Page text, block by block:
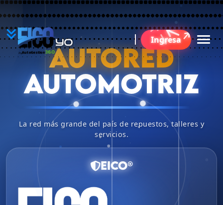
YO
B
AutoGestion 360
Ingresa
AUTORED
AUTOMOTRIZ
La red más grande del país de repuestos, talleres y
servicios.
EICO®